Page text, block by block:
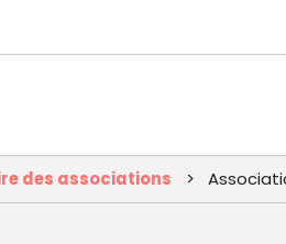
des associations